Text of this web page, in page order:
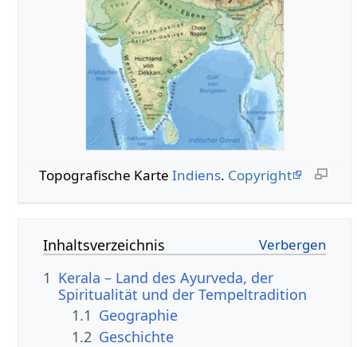
Topografische Karte Indiens. Copyright
Inhaltsverzeichnis
1 Kerala – Land des Ayurveda, der
Spiritualität und der Tempeltradition
1.1 Geographie
1.2 Geschichte